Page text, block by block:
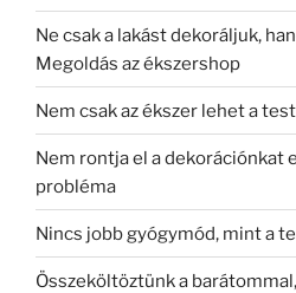
Ne csak a lakást dekoráljuk,
Megoldás az ékszershop
Nem csak az ékszer lehet a
Nem rontja el a dekorációnkat
probléma
Nincs jobb gyógymód, mint a
Összeköltöztünk a